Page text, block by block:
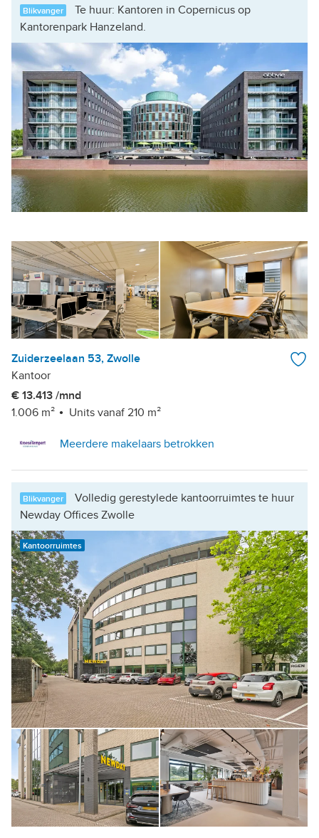
Blikvanger
Te huur: Kantoren in Copernicus op
Kantorenpark Hanzeland.
Zuiderzeelaan 53, Zwolle
Kantoor
€ 13.413 /mnd
1.006 m²
Units vanaf 210 m²
Meerdere makelaars betrokken
Blikvanger
Volledig gerestylede kantoorruimtes te huur
Newday Offices Zwolle
Kantoorruimtes